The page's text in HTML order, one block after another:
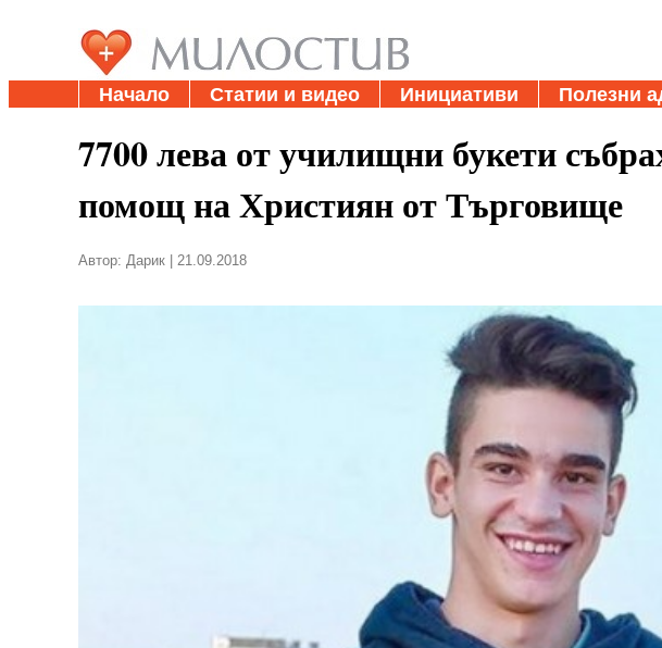
Начало Статии и видео Инициативи Полезни
7700 лева от училищни букети
помощ на Християн от Търговище
Автор: Дарик | 21.09.2018